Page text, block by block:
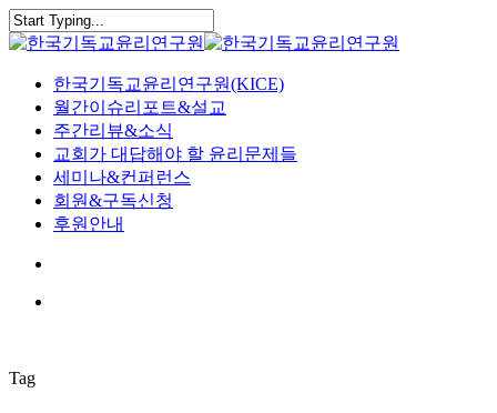
Skip
to
main
content
Close
search
Menu
한국기독교윤리연구원(KICE)
월간이슈리포트&설교
주간리뷰&소식
교회가 대답해야 할 윤리문제들
세미나&컨퍼런스
회원&구독신청
후원안내
Tag